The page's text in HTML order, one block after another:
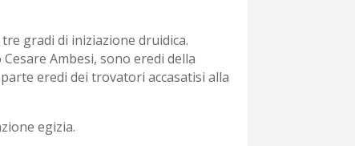
gradi di iniziazione druidica.
Ambesi, sono eredi della
eredi dei trovatori accasatisi alla
egizia.